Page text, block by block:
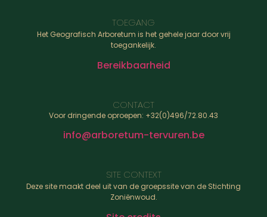
TOEGANG
Het Geografisch Arboretum is het gehele jaar door vrij
toegankelijk.
Bereikbaarheid
CONTACT
Voor dringende oproepen: +32(0)496/72.80.43
info@arboretum-tervuren.be
SITE CONTEXT
Deze site maakt deel uit van de groepssite van de Stichting
Zoniënwoud.